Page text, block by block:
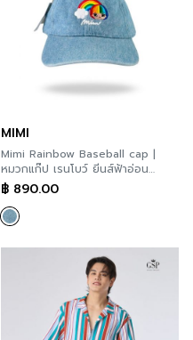
MIMI
Mimi Rainbow Baseball cap |
หมวกแก๊ป เรนโบว์ ยีนส์ฟ้าอ่อน
A9PCSB
฿ 890.00